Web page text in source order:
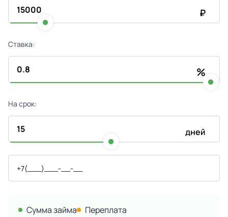
₽
Ставка:
%
На срок:
дней
Сумма займа Переплата